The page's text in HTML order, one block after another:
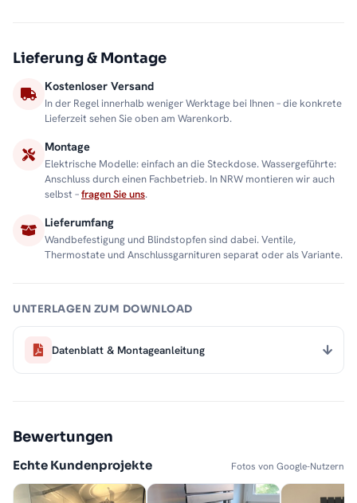
Lieferung & Montage
Kostenloser Versand
In der Regel innerhalb weniger Werktage bei Ihnen – die konkrete
Lieferzeit sehen Sie oben am Warenkorb.
Montage
Elektrische Modelle: einfach an die Steckdose. Wassergeführte:
Anschluss durch einen Fachbetrieb. In NRW montieren wir auch
selbst –fragen Sie uns.
Lieferumfang
Wandbefestigung und Blindstopfen sind dabei. Ventile,
Thermostate und Anschlussgarnituren separat oder als Variante.
UNTERLAGEN ZUM DOWNLOAD
Datenblatt & Montageanleitung
Bewertungen
Echte Kundenprojekte Fotos von Google-Nutzern